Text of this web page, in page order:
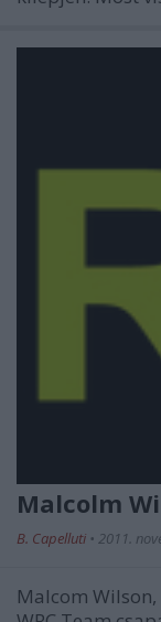
Malcolm
B. Capelluti • 2011.
Malcom